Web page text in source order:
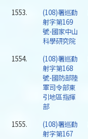
1553.
(108)署巡勤
射字第169
號-國家中山
科學研究院
1554.
(108)署巡勤
射字第168
號-國防部陸
軍司令部東
引地區指揮
部
1555.
(108)署巡勤
射字第167